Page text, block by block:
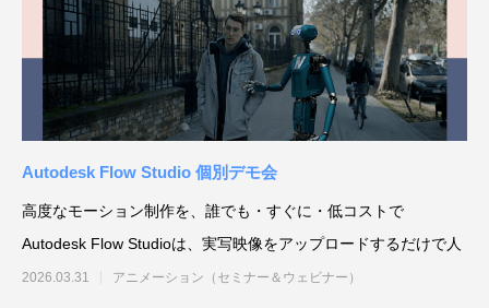
Autodesk Flow Studio 個別デモ会
高度なモーション制作を、誰でも・すぐに・低コストで
Autodesk Flow Studioは、実写映像をアップロードするだけで人
2026.03.31 アニメーション（セミナー＆ウェビナー）